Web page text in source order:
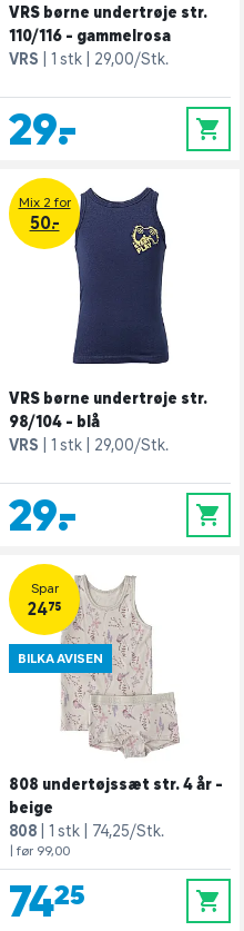
VRS børne undertrøje str.
110/116 - gammelrosa
VRS
1 stk 29,00/Stk.
29,- 0
Mix 2 for
50.-
VRS børne undertrøje str.
98/104 - blå
VRS
1 stk 29,00/Stk.
29,- 0
Spar
24,75
BILKA AVISEN
808 undertøjssæt str. 4 år -
beige
808
1 stk 74,25/Stk.
| før 99,00
74,25 0